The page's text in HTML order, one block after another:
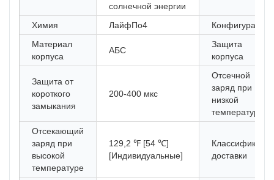
солнечной энергии
Химия ЛайфПо4
Конфигурация
Материал
корпуса
АБС
Защита
корпуса
Защита от
короткого
замыкания
200-400 мкс
Отсечной
заряд при
низкой
температуре
Отсекающий
заряд при
высокой
температуре
129,2 ℉ [54 ℃]
[Индивидуальные]
доставки